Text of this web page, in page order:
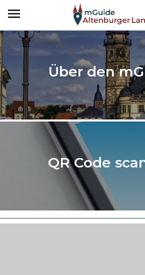
Über den
QR Code